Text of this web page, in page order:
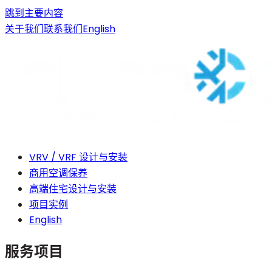
跳到主要内容
关于我们联系我们English
VRV / VRF 设计与安装
商用空调保养
高端住宅设计与安装
项目实例
English
服务项目